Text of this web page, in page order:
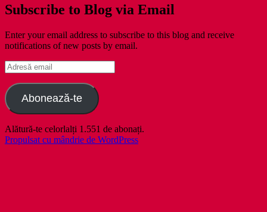
Subscribe to Blog via Email
Enter your email address to subscribe to this blog and receive
notifications of new posts by email.
Adresă
email
Abonează-te
Alătură-te celorlalți 1.551 de abonați.
Propulsat cu mândrie de WordPress